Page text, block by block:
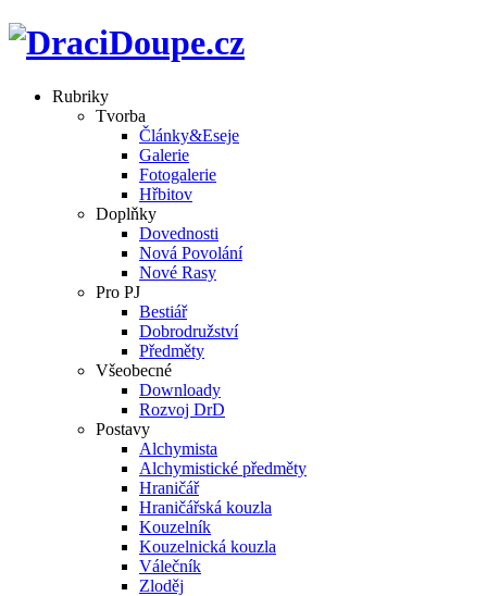
Rubriky
Tvorba
Články&Eseje
Galerie
Fotogalerie
Hřbitov
Doplňky
Dovednosti
Nová Povolání
Nové Rasy
Pro PJ
Bestiář
Dobrodružství
Předměty
Všeobecné
Downloady
Rozvoj DrD
Postavy
Alchymista
Alchymistické předměty
Hraničář
Hraničářská kouzla
Kouzelník
Kouzelnická kouzla
Válečník
Zloděj